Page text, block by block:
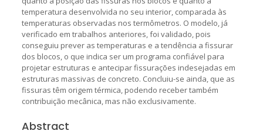
temperatura desenvolvida no seu interior, comparada às
temperaturas observadas nos termômetros. O modelo, já
verificado em trabalhos anteriores, foi validado, pois
conseguiu prever as temperaturas e a tendência a fissurar
dos blocos, o que indica ser um programa confiável para
projetar estruturas e antecipar fissurações indesejadas em
estruturas massivas de concreto. Concluiu-se ainda, que as
fissuras têm origem térmica, podendo receber também
contribuição mecânica, mas não exclusivamente.
Abstract